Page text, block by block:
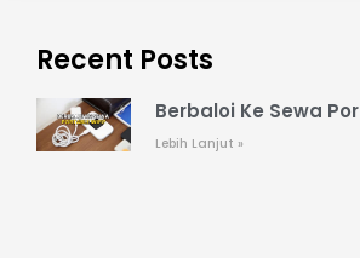
Recent Posts
Berbaloi Ke Sewa
Lebih Lanjut »